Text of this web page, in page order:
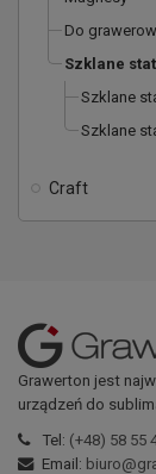
Do
Szklane
Szklane
Szklane
Craft
Grawerton jest
urządzeń do
Tel: (+48) 58 55
Email: